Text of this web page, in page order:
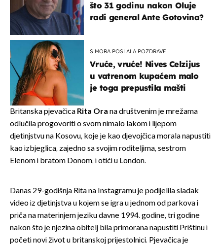
što 31 godinu nakon Oluje
radi general Ante Gotovina?
S MORA POSLALA POZDRAVE
Vruće, vruće! Nives Celzijus
u vatrenom kupaćem malo
je toga prepustila mašti
Britanska pjevačica Rita Ora na društvenim je mrežama
odlučila progovoriti o svom nimalo lakom i lijepom
djetinjstvu na Kosovu, koje je kao djevojčica morala napustiti
kao izbjeglica, zajedno sa svojim roditeljima, sestrom
Elenom i bratom Donom, i otići u London.
Danas 29-godišnja Rita na Instagramu je podijelila sladak
video iz djetinjstva u kojem se igra u jednom od parkova i
priča na materinjem jeziku davne 1994. godine, tri godine
nakon što je njezina obitelj bila primorana napustiti Prištinu i
početi novi život u britanskoj prijestolnici. Pjevačica je